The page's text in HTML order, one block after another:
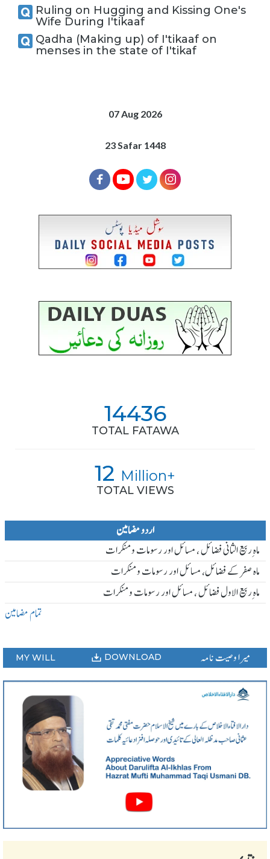
Ruling on Hugging and Kissing One's
Wife During I'tikaaf
Qadha (Making up) of I'tikaaf on
menses in the state of I'tikaf
07 Aug 2026
23 Safar 1448
14436
TOTAL FATAWA
12 Million+
TOTAL VIEWS
اردو مضامین
ماہ ِربیع الثانی فضائل ، مسائل اور رسومات و منکرات
ماہ صفر کے فضائل، مسائل اور رسومات و منکرات
ماہ ِربیع الاول فضائل ، مسائل اور رسومات و منکرات
تمام مضامین
MY WILL DOWNLOAD میرا وصیت نامہ